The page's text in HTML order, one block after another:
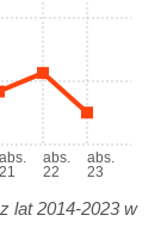
abs.
21
abs.
22
abs.
23
lat 2014-2023 w